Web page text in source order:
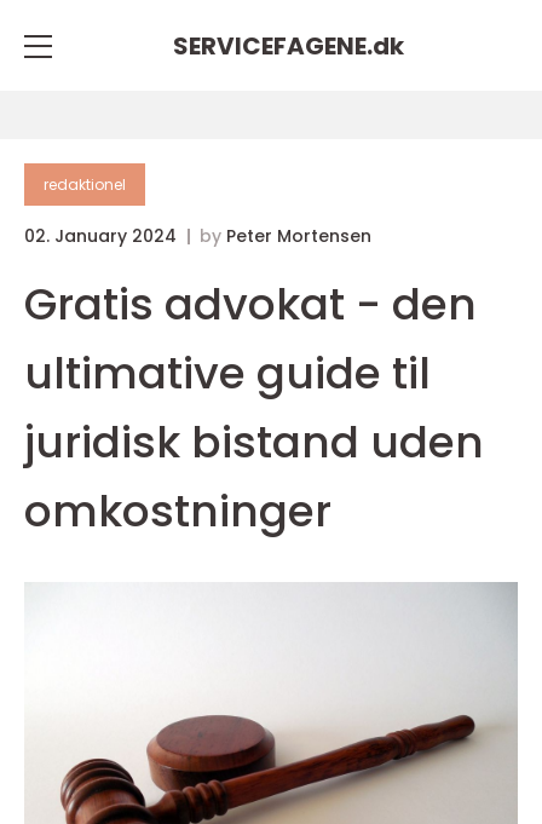
SERVICEFAGENE.dk
redaktionel
02. January 2024 by Peter Mortensen
Gratis advokat - den
ultimative guide til
juridisk bistand uden
omkostninger